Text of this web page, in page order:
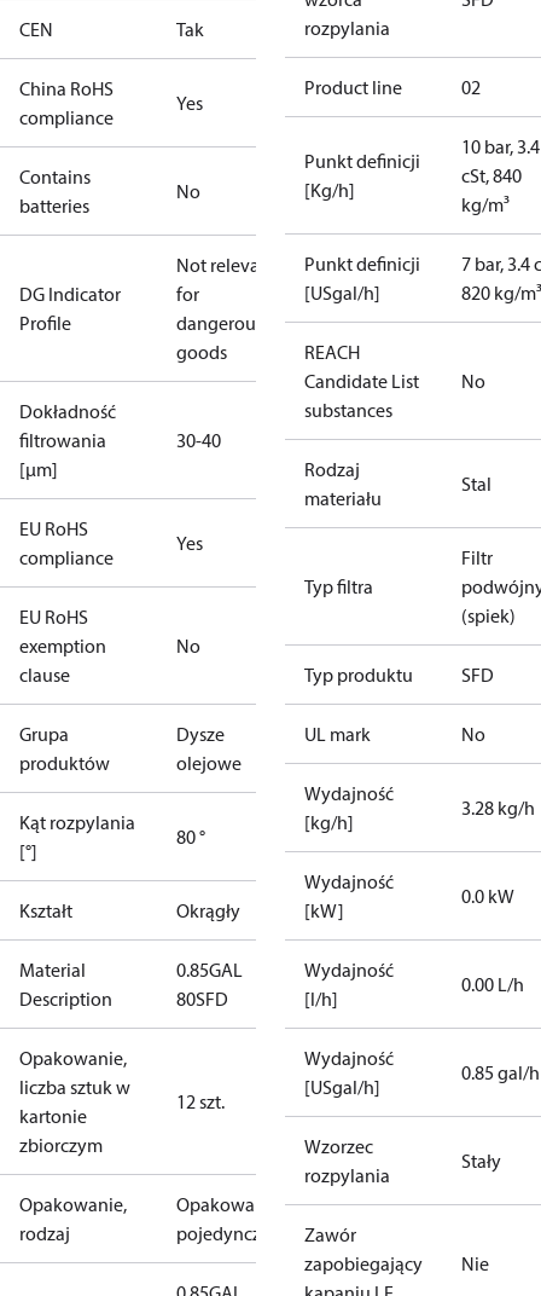
CEN Tak
China RoHS
compliance
Yes
Contains
batteries
No
DG Indicator
Profile
Not relevant
for
dangerous
goods
Dokładność
filtrowania
[µm]
30-40
EU RoHS
compliance
Yes
EU RoHS
exemption
clause
No
Grupa
produktów
Dysze
olejowe
Kąt rozpylania
[°]
80 °
Kształt Okrągły
Material
Description
0.85GAL
80SFD
Opakowanie,
liczba sztuk w
kartonie
zbiorczym
12 szt.
Opakowanie,
rodzaj
Opakowanie
pojedyncze
rozpylania
Product line 02
Punkt definicji
[Kg/h]
10 bar, 3.4
cSt, 840
kg/m³
Punkt definicji
[USgal/h]
7 bar, 3.4
820 kg/m³
REACH
Candidate List
substances
No
Rodzaj
materiału
Stal
Typ filtra
Filtr
(spiek)
Typ produktu SFD
UL mark No
Wydajność
[kg/h]
3.28 kg/h
Wydajność
[kW]
0.0 kW
Wydajność
[l/h]
0.00 L/h
Wydajność
[USgal/h]
0.85 gal/h
Wzorzec
rozpylania
Stały
Zawór
zapobiegający
Nie